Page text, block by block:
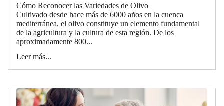
Cómo Reconocer las Variedades de Olivo
Cultivado desde hace más de 6000 años en la cuenca
mediterránea, el olivo constituye un elemento fundamental
de la agricultura y la cultura de esta región. De los
aproximadamente 800...
Leer más...